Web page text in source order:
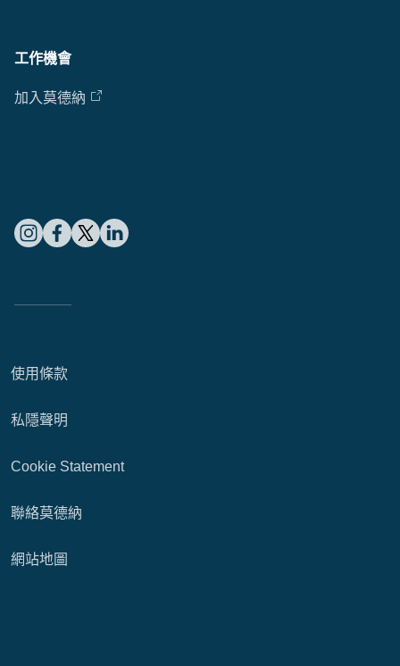
工作機會
加入莫德納
使用條款
私隱聲明
Cookie Statement
聯絡莫德納
網站地圖